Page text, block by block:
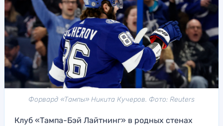
Форвард «Тампы» Никита Кучеров. Фото: Reuters
Клуб «Тампа-Бэй Лайтнинг» в родных стенах